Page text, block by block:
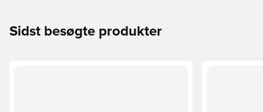
Sidst besøgte produkter